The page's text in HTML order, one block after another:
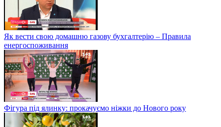
Як вести свою домашню газову бухгалтерію – Правила
енергоспоживання
Фігура під ялинку: прокачуємо ніжки до Нового року